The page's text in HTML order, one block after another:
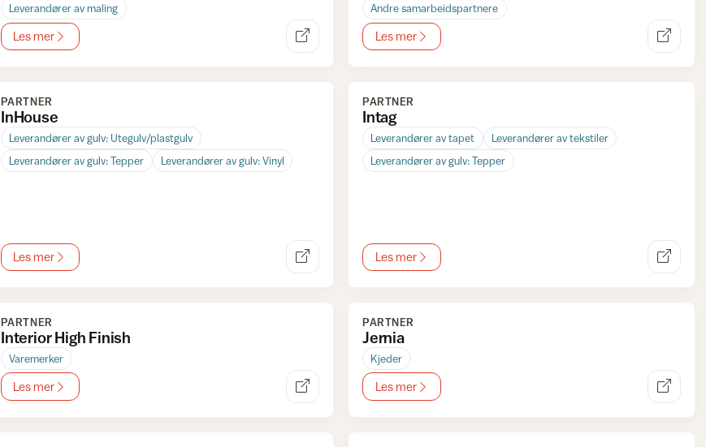
Leverandører av maling
Les mer
Andre samarbeidspartnere
Les mer
PARTNER
InHouse
Leverandører av gulv: Utegulv/plastgulv
Leverandører av gulv: Tepper
Leverandører av gulv: Vinyl
Les mer
PARTNER
Intag
Leverandører av tapet
Leverandører av tekstiler
Leverandører av gulv: Tepper
Les mer
PARTNER
Interior High Finish
Varemerker
Les mer
PARTNER
Jernia
Kjeder
Les mer